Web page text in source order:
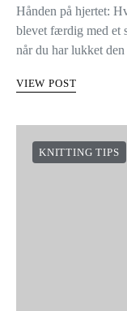
Hånden på hjertet:
blevet færdig med et
når du har lukket
VIEW POST
KNITTING TIPS